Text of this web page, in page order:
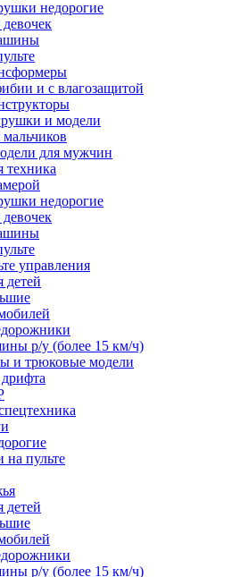
недорогие
и с влагозащитой
и модели
для мужчин
техника
недорогие
управления
р/у (более 15 км/ч)
и трюковые модели
пульте
р/у (более 15 км/ч)